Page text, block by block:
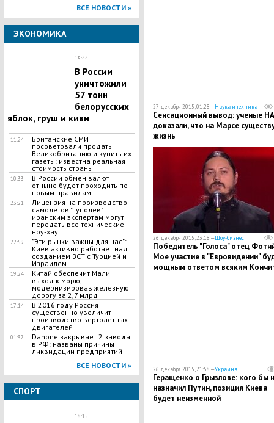
ВСЕ НОВОСТИ »
ЭКОНОМИКА
15:44
В России
уничтожили
57 тонн
белорусских
яблок, груш и киви
11:24
Британские СМИ
посоветовали продать
Великобританию и купить их
газеты: известна реальная
стоимость страны
10:33
В России обмен валют
отныне будет проходить по
новым правилам
23:21
Лицензия на производство
самолетов "Туполев":
иранским экспертам могут
передать все технические
ноу-хау
22:59
"Эти рынки важны для нас":
Киев активно работает над
созданием ЗСТ с Турцией и
Израилем
19:24
Китай обеспечит Мали
выход к морю,
модернизировав железную
дорогу за 2,7 млрд
17:14
​В 2016 году Россия
существенно увеличит
производство вертолетных
двигателей
01:37
Danone закрывает 2 завода
в РФ: названы причины
ликвидации предприятий
ВСЕ НОВОСТИ »
СПОРТ
18:15
27 декабря 2015, 01:28 —Наука и техника
Сенсационный вывод: ученые
доказали, что на Марсе
жизнь
26 декабря 2015, 23:18 —Шоу-бизнес
Победитель "Голоса" отец
Мое участие в "Евровидении"
мощным ответом всяким
26 декабря 2015, 21:58 —Украина
Геращенко о Грызлове: кого бы
назначил Путин, позиция Киева
будет неизменной